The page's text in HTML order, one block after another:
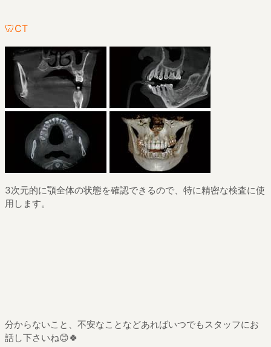
🦷CT
3次元的に顎全体の状態を確認できるので、特に精密な検査に使
用します。
分からないこと、不安なことなどあればいつでもスタッフにお
話し下さいね😊🍀